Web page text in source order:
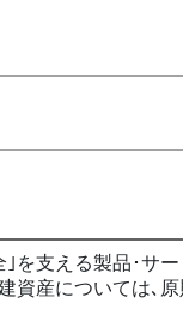
を支える製品･サ
資産については､